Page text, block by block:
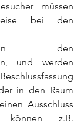
müssen
bei den
den
und werden
in den Raum
Ausschluss
können z.B.